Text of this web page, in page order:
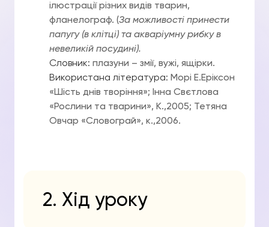
ілюстрації різних видів тварин,
фланелограф. (За можливості принести
папугу (в клітці) та акваріумну рибку в
невеликій посудині).
Словник: плазуни – змії, вужі, ящірки.
Використана література: Морі Е.Еріксон
«Шість днів творіння»; Інна Свєтлова
«Рослини та тварини», К.,2005; Тетяна
Овчар «Словограй», к.,2006.
2. Хід уроку